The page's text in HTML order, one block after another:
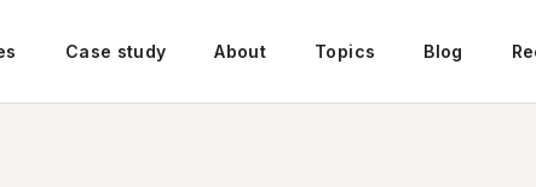
Case study About Topics Blog